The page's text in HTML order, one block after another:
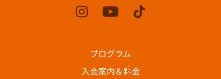
プログラム
入会案内＆料金